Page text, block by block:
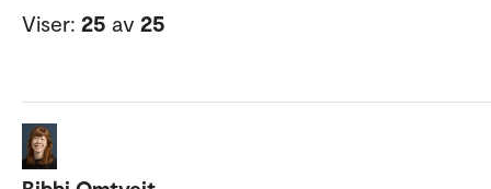
Viser: 25 av 25